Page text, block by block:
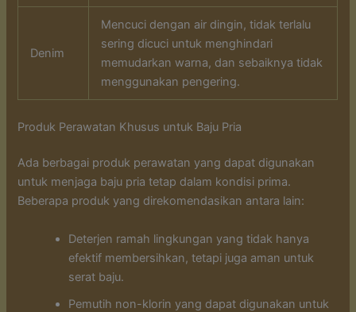
Denim
Mencuci dengan air dingin, tidak terlalu
sering dicuci untuk menghindari
memudarkan warna, dan sebaiknya tidak
menggunakan pengering.
Produk Perawatan Khusus untuk Baju Pria
Ada berbagai produk perawatan yang dapat digunakan
untuk menjaga baju pria tetap dalam kondisi prima.
Beberapa produk yang direkomendasikan antara lain:
Deterjen ramah lingkungan yang tidak hanya
efektif membersihkan, tetapi juga aman untuk
serat baju.
Pemutih non-klorin yang dapat digunakan untuk